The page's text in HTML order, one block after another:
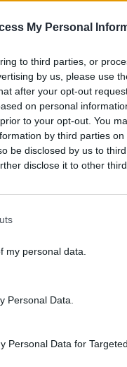
My Personal
to third parties, or
by us, please use
after your opt-out
on personal
to your opt-out. You
by third parties on
be disclosed by us to
disclose it to other
my personal data.
Personal Data.
Personal Data for Targeted